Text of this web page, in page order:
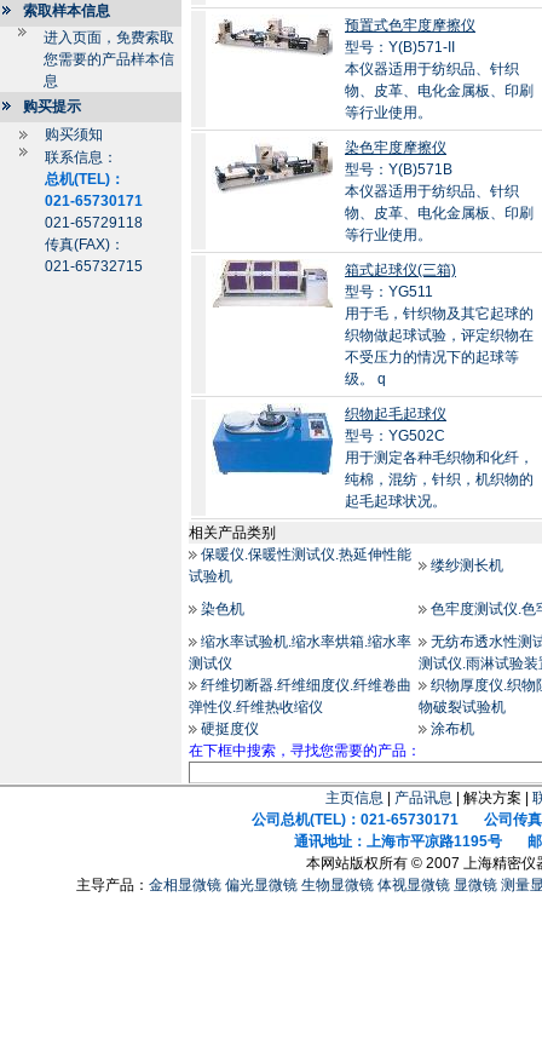
索取样本信息
进入页面，免费索取
您需要的产品样本信
息
购买提示
购买须知
联系信息：
总机(TEL)：
021-65730171
021-65729118
传真(FAX)：
021-65732715
预置式色牢度摩擦仪
型号：Y(B)571-II
本仪器适用于纺织品、针织
物、皮革、电化金属板、印刷
等行业使用。
染色牢度摩擦仪
型号：Y(B)571B
本仪器适用于纺织品、针织
物、皮革、电化金属板、印刷
等行业使用。
箱式起球仪(三箱)
型号：YG511
用于毛，针织物及其它起球的
织物做起球试验，评定织物在
不受压力的情况下的起球等
级。 q
织物起毛起球仪
型号：YG502C
用于测定各种毛织物和化纤，
纯棉，混纺，针织，机织物的
起毛起球状况。
相关产品类别
保暖仪.保暖性测试仪.热延伸性能
试验机
缕纱测长机
染色机
色牢度测试仪.色
缩水率试验机.缩水率烘箱.缩水率
测试仪
无纺布透水性测
测试仪.雨淋试验装
纤维切断器.纤维细度仪.纤维卷曲
弹性仪.纤维热收缩仪
织物厚度仪.织物
物破裂试验机
硬挺度仪
涂布机
在下框中搜索，寻找您需要的产品：
主页信息 产品讯息 | 解决方案 |
公司总机(TEL)：021-65730171 公司传真
通讯地址：上海市平凉路1195号 邮
本网站版权所有 © 2007 上海精密仪
主导产品： 金相显微镜 偏光显微镜 生物显微镜 体视显微镜 显微镜 测量